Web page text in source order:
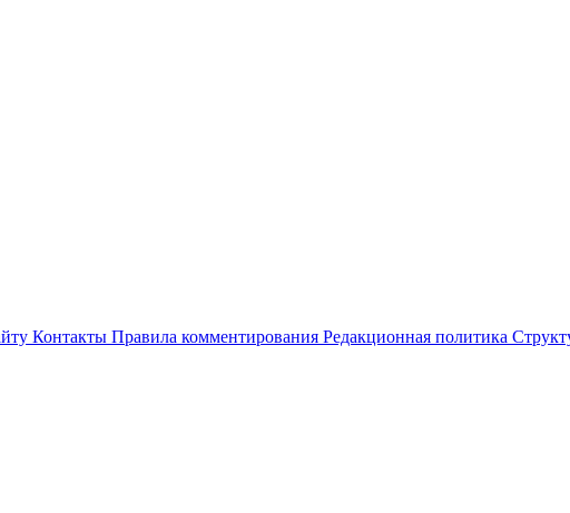
Контакты Правила комментирования Редакционная политика